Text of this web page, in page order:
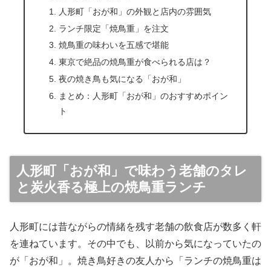
人形町「おが和」の外観と店内の雰囲気
ランチ限定「焼鳥重」を注文
焼鳥重の味わいを五感で堪能
東京で絶品の焼鳥重が食べられる店は？
夜の焼き鳥も気になる「おが和」
まとめ：人形町「おが和」のおすすめポイン
ト
人形町「おが和」で味わう老舗のタレ
と炭火香る極上の焼鳥重ランチ
人形町には昔ながらの情緒を残す老舗の飲食店が数多く軒
を連ねています。その中でも、以前から気になっていたの
が「おが和」。焼き鳥好きの友人から「ランチの焼鳥重は